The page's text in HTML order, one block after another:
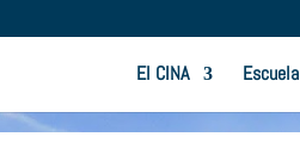
El CINA Escuela